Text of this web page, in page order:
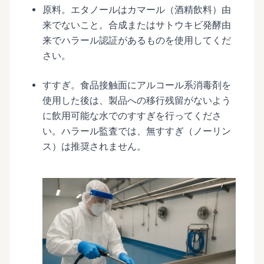
原料。エタノールはカマール（酒精飲料）由
来でないこと。合成またはサトウキビ発酵由
来でハラール認証があるものを使用してくだ
さい。
すすぎ。食品接触面にアルコール系消毒剤を
使用した後は、製品への移行残留がないよう
に飲用可能な水でのすすぎを行ってくださ
い。ハラール監査では、無すすぎ（ノーリン
ス）は推奨されません。